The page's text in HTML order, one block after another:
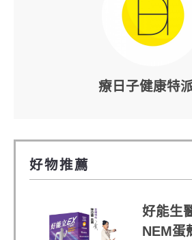
療日子健康特
好物推薦
好能生
NEM蛋